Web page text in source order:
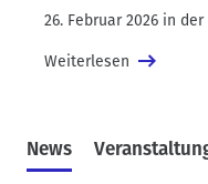
26. Februar 2026 in
Weiterlesen
News